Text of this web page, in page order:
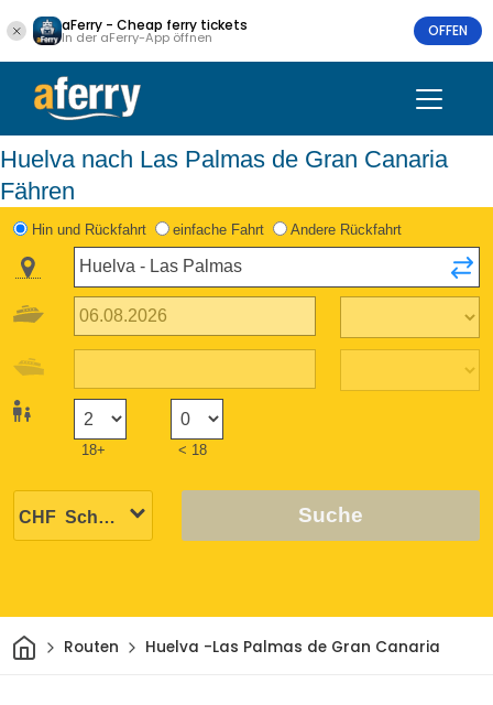
aFerry - Cheap ferry tickets
In der aFerry-App öffnen OFFEN
Huelva nach Las Palmas de Gran Canaria
Fähren
Hin und Rückfahrt einfache Fahrt Andere Rückfahrt
18+ < 18
Suche
HeimRouten Huelva -Las Palmas de Gran Canaria